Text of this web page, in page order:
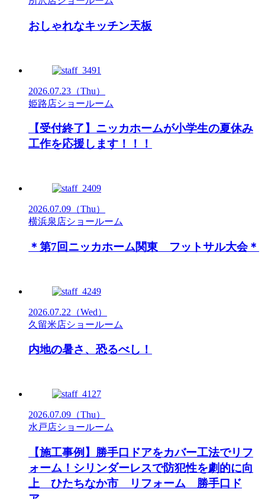
おしゃれなキッチン天板
2026.07.23 （Thu）
姫路店ショールーム
【受付終了】ニッカホームが小学生の夏休み
工作を応援します！！！
2026.07.09 （Thu）
横浜泉店ショールーム
＊第7回ニッカホーム関東 フットサル大会＊
2026.07.22 （Wed）
久留米店ショールーム
内地の暑さ、恐るべし！
2026.07.09 （Thu）
水戸店ショールーム
【施工事例】勝手口ドアをカバー工法でリフ
ォーム！シリンダーレスで防犯性を劇的に向
上 ひたちなか市 リフォーム 勝手口ド